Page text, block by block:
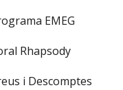
EMEG
Rhapsody
i Descomptes